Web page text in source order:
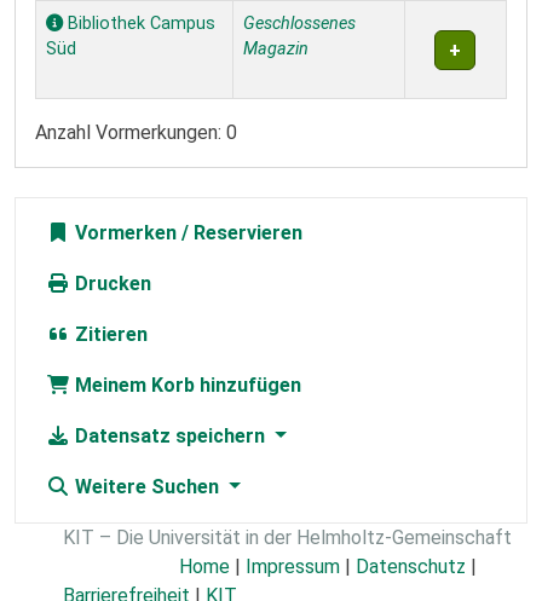
Exemplare
Bibliothek Campus
Süd
Geschlossenes
Magazin
Anzahl Vormerkungen: 0
Vormerken
Drucken
Zitieren
Meinem Korb hinzufügen
Datensatz speichern
Weitere Suchen
KIT – Die Universität in der Helmholtz-Gemeinschaft
Home
Impressum Datenschutz
Barrierefreiheit
KIT